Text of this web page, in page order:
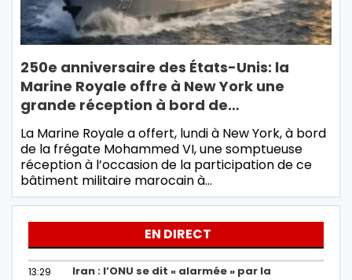
250e anniversaire des États-Unis: la
Marine Royale offre à New York une
grande réception à bord de…
La Marine Royale a offert, lundi à New York, à bord
de la frégate Mohammed VI, une somptueuse
réception à l’occasion de la participation de ce
bâtiment militaire marocain à…
EN DIRECT
13:29
Iran : l’ONU se dit « alarmée » par la